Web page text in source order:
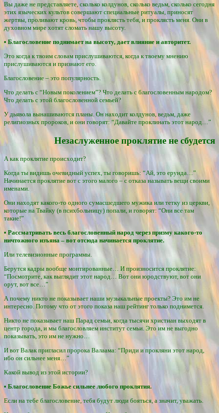
Вы даже не представляете, сколько колдунов, сколько ведьм, сколько сегодня
этих языческих культов совершают специальные ритуалы, приносят
жертвы, проливают кровь, чтобы проклясть тебя, и проклясть меня. Они в
духовном мире хотят сломать нашу высоту.
• Благословение поднимает на высоту, дает влияние и авторитет.
Это когда к твоим словам прислушиваются, когда к твоему мнению
прислушиваются и признают его.
Благословение – это популярность.
Что делать с “Новым поколением”? Что делать с благословенным народом?
Что делать с этой благословенной семьей?
У дьявола вынашиваются планы. Он находит колдунов, ведьм, даже
религиозных пророков, и они говорят: “Давайте проклинать этот народ…”
Незаслуженное проклятие не сбудется
А как проклятие происходит?
Когда ты видишь очевидный успех, ты говоришь: “Ай, это ерунда…”
Начинается проклятие вот с этого малого – с отказа называть вещи своими
именами.
Они находят какого-то одного сумасшедшего мужика или тетку из церкви,
которые на Твайку (в психбольницу) попали, и говорят: “Они все там
такие!”
• Рассматривать весь благословенный народ через призму какого-то
ничтожного изъяна – вот отсюда начинается проклятие.
Или телевизионные программы.
Берутся кадры вообще монтированные… И произносится проклятие:
“Посмотрите, как выглядит этот народ… Вот они юродствуют, вот они
орут, вот все…”
А почему никто не показывает наши музыкальные проекты? Это им не
интересно. Потому что от этого показа наш рейтинг только поднимется.
Никто не показывает наш Парад семьи, когда тысячи христиан выходят в
центр города, и мы благословляем институт семьи. Это им не выгодно
показывать, это им не нужно…
И вот Валак пригласил пророка Валаама: “Приди и прокляни этот народ,
ибо он сильнее меня…”
Какой вывод из этой истории?
• Благословение Божье сильнее любого проклятия.
Если на тебе благословение, тебя будут люди бояться, а значит, уважать.